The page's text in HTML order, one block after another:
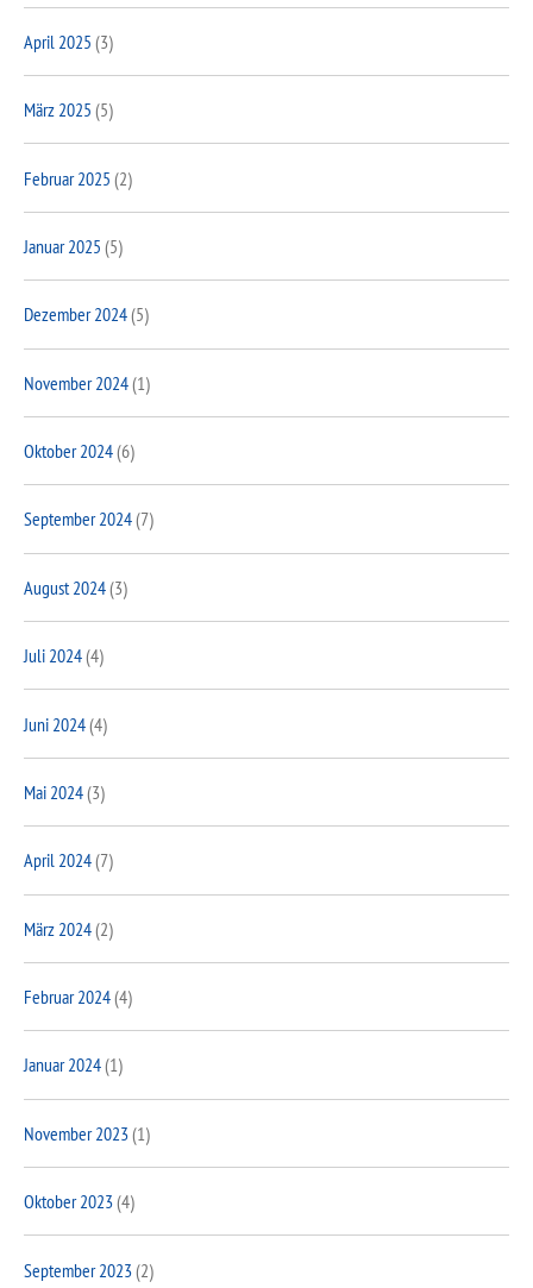
April 2025 (3)
März 2025 (5)
Februar 2025 (2)
Januar 2025 (5)
Dezember 2024(5)
November 2024(1)
Oktober 2024(6)
September 2024(7)
August 2024(3)
Juli 2024(4)
Juni 2024(4)
Mai 2024(3)
April 2024(7)
März 2024(2)
Februar 2024(4)
Januar 2024(1)
November 2023(1)
Oktober 2023(4)
September 2023(2)